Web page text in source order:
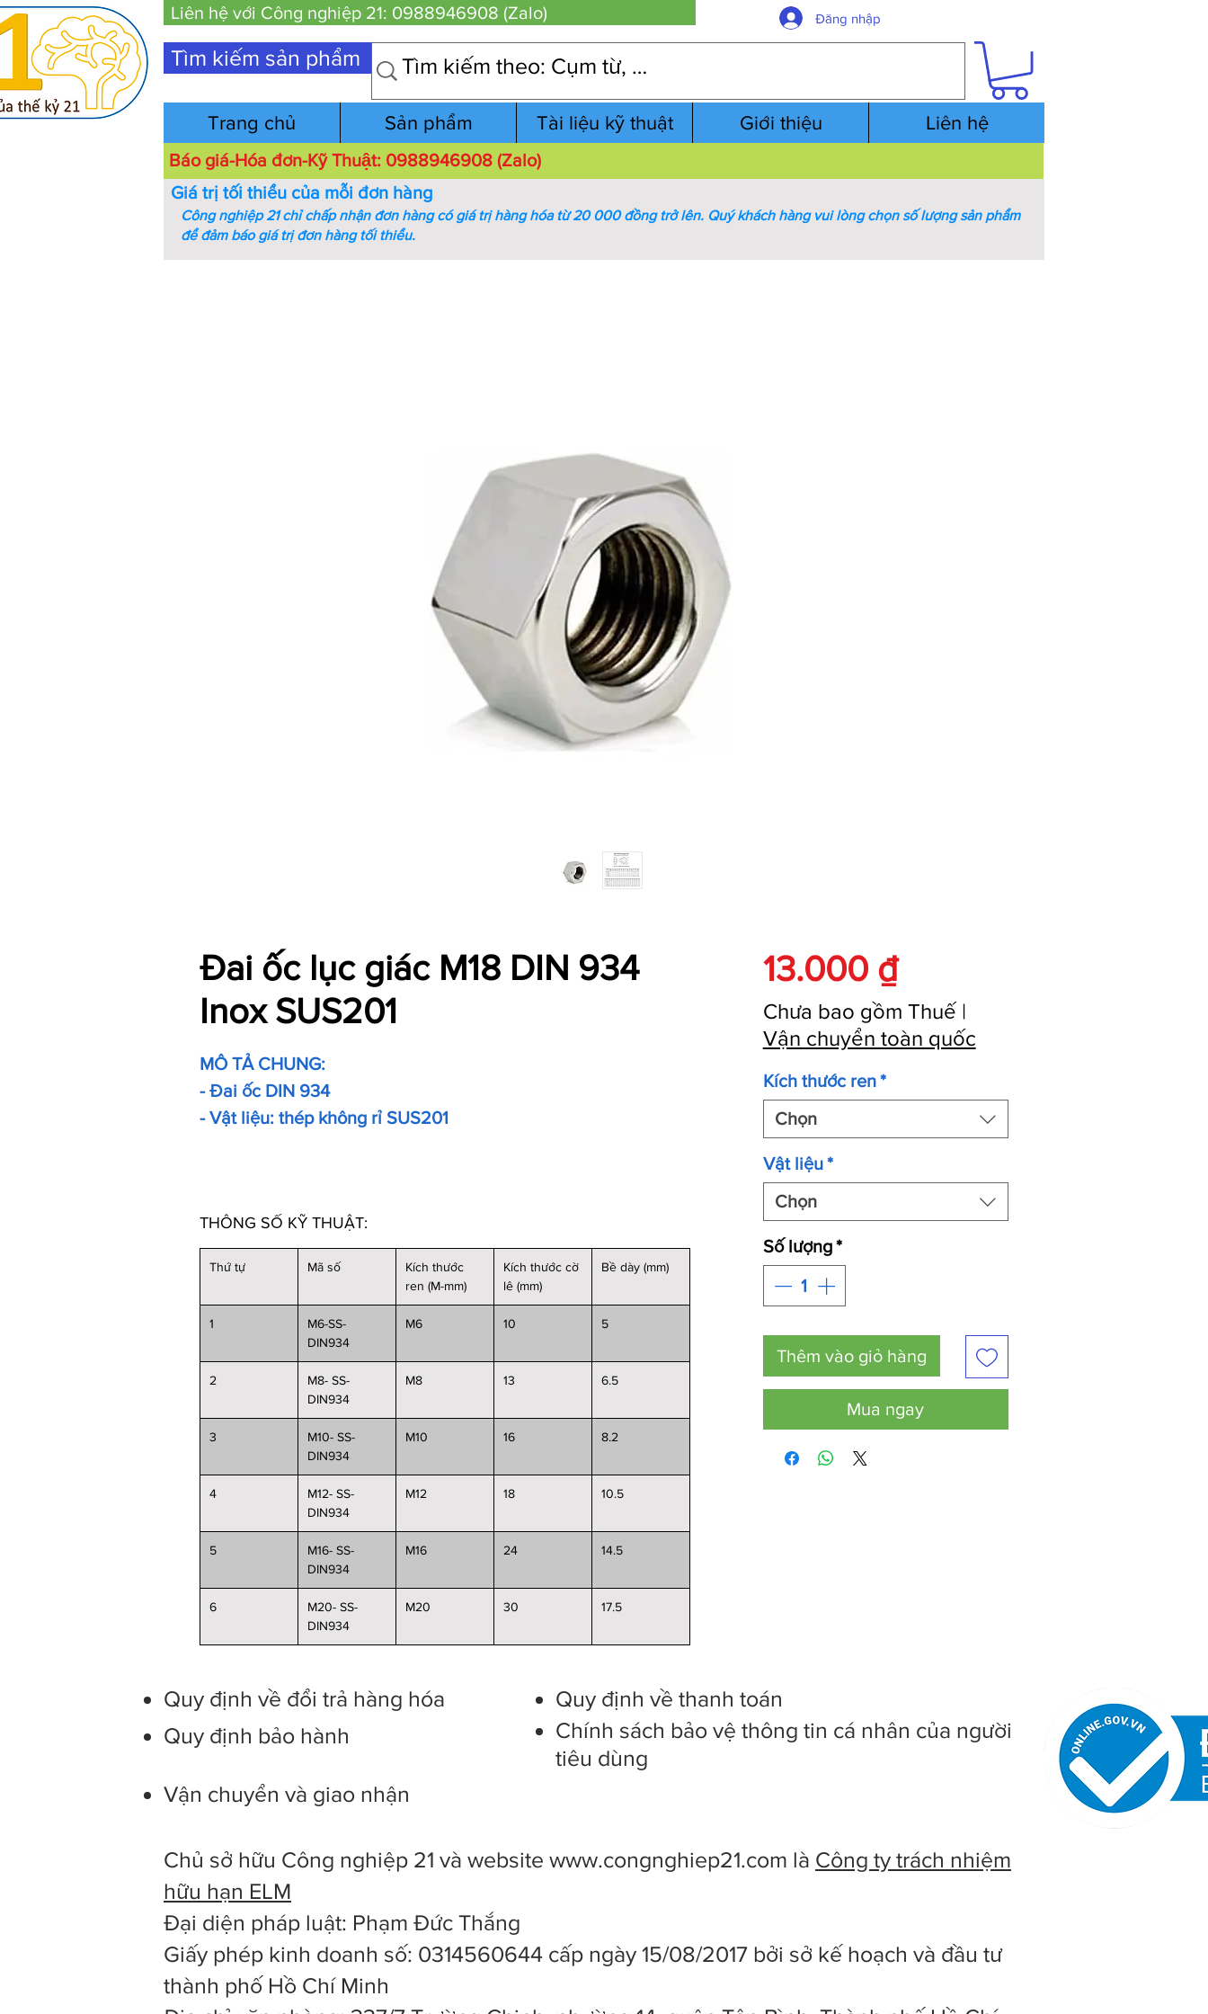
Liên hệ với Công nghiệp 21: 0988946908 (Zalo) Đăng nhập
Tìm kiếm sản phẩm
Trang chủ Sản phẩm Tài liệu kỹ thuật Giới thiệu Liên hệ
Báo giá-Hóa đơn-Kỹ Thuật: 0988946908 (Zalo)
Đai ốc lục giác M18 DIN 934
Inox SUS201
MÔ TẢ CHUNG:
- Đai ốc DIN 934
- Vật liệu: thép không rỉ SUS201
THÔNG SỐ KỸ THUẬT:
Thứ tự Mã số
Kích thước
ren (M-mm)
Kích thước cờ
lê (mm)
Bề dày (mm)
1
M6-SS-
DIN934
M6 10 5
2
M8- SS-
DIN934
M8 13 6.5
3
M10- SS-
DIN934
M10 16 8.2
4
M12- SS-
DIN934
M12 18 10.5
5
M16- SS-
DIN934
M16 24 14.5
6
M20- SS-
DIN934
M20 30 17.5
13.000 ₫Giá
Chưa bao gồm Thuế|
Vận chuyển toàn quốc
Kích thước ren*
Chọn
Vật liệu*
Chọn
Số lượng*
Thêm vào giỏ hàng
Mua ngay
Giá trị tối thiểu của mỗi đơn hàng
Công nghiệp 21 chỉ chấp nhận đơn hàng có giá trị hàng hóa từ 20 000 đồng trở lên. Quý khách hàng vui lòng chọn số lượng sản phẩm
để đảm báo giá trị đơn hàng tối thiểu.
Quy định về đổi trả hàng hóa
Quy định bảo hành
Vận chuyển và giao nhận
Quy định về thanh toán
Chính sách bảo vệ thông tin cá nhân của người
tiêu dùng
Chủ sở hữu Công nghiệp 21 và website www.congnghiep21.com là Công ty trách nhiệm
hữu hạn ELM
Đại diện pháp luật: Phạm Đức Thắng
Giấy phép kinh doanh số: 0314560644 cấp ngày 15/08/2017 bởi sở kế hoạch và đầu tư
thành phố Hồ Chí Minh